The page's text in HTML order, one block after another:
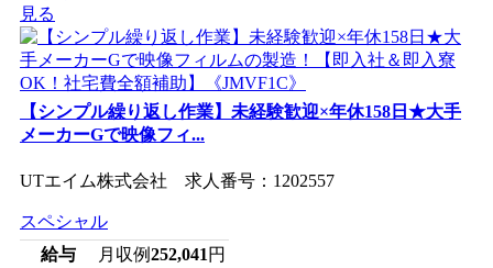
見る
【シンプル繰り返し作業】未経験歓迎×年休158日★大手
メーカーGで映像フィ...
UTエイム株式会社 求人番号：1202557
スペシャル
給与
月収例252,041 円